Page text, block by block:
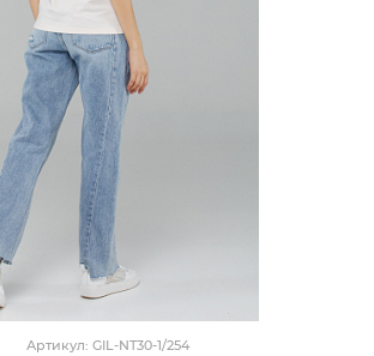
Артикул: GIL-NT30-1/254